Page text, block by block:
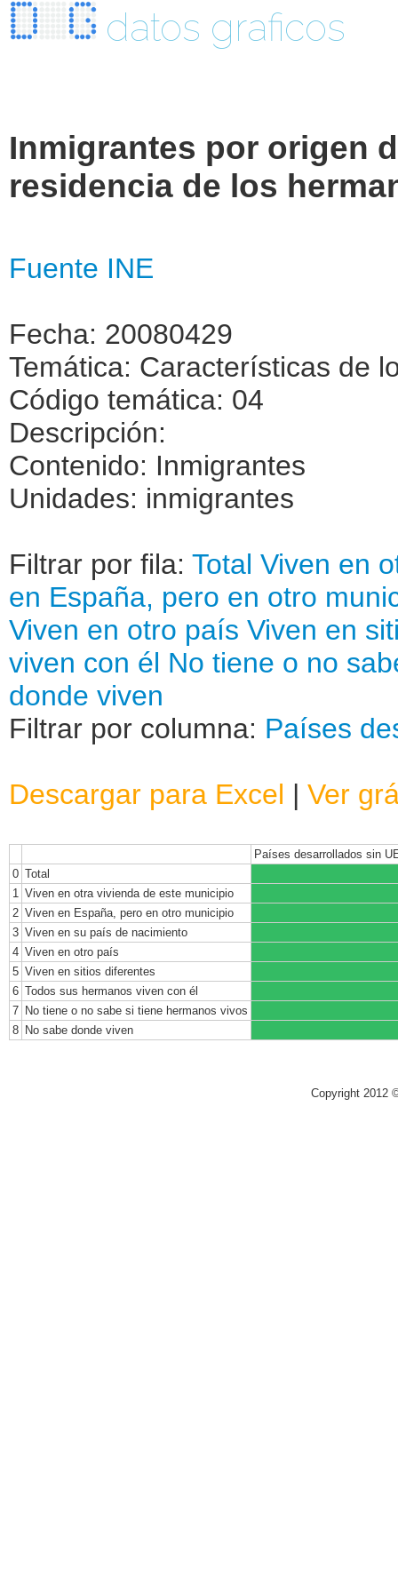
datos graficos
Inmigrantes por origen
residencia de los
Fuente INE
Fecha: 20080429
Temática: Características de
Código temática: 04
Descripción:
Contenido: Inmigrantes
Unidades: inmigrantes
Filtrar por fila: Total Viven en
en España, pero en otro
Viven en otro país Viven en
viven con él No tiene o no
donde viven
Filtrar por columna: Países
Descargar para Excel | Ver
Países desarrollados sin
0 Total
1 Viven en otra vivienda de este municipio
2 Viven en España, pero en otro municipio
3 Viven en su país de nacimiento
4 Viven en otro país
5 Viven en sitios diferentes
6 Todos sus hermanos viven con él
7 No tiene o no sabe si tiene hermanos vivos
8 No sabe donde viven
Copyright 2012